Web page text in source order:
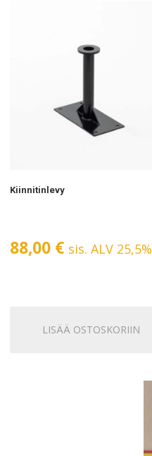
Kiinnitinlevy
88,00 € sis. ALV 25,5%
LISÄÄ OSTOSKORIIN